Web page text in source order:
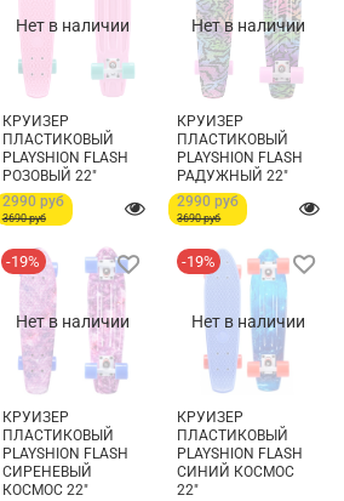
Нет в наличии
КРУИЗЕР
ПЛАСТИКОВЫЙ
PLAYSHION FLASH
РОЗОВЫЙ 22"
2990 руб
3690 руб
Нет в наличии
КРУИЗЕР
ПЛАСТИКОВЫЙ
PLAYSHION FLASH
РАДУЖНЫЙ 22"
2990 руб
3690 руб
Нет в наличии
-19%
КРУИЗЕР
ПЛАСТИКОВЫЙ
PLAYSHION FLASH
СИРЕНЕВЫЙ
КОСМОС 22"
Нет в наличии
-19%
КРУИЗЕР
ПЛАСТИКОВЫЙ
PLAYSHION FLASH
СИНИЙ КОСМОС
22"